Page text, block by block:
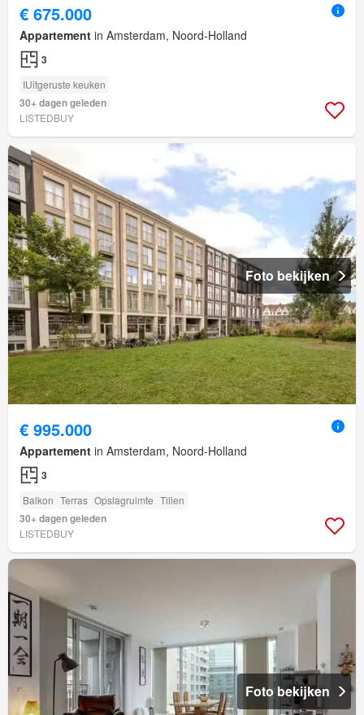
€ 675.000
Appartement in Amsterdam, Noord-Holland
3
IUitgeruste keuken
30+ dagen geleden
LISTEDBUY
Foto bekijken
€ 995.000
Appartement in Amsterdam, Noord-Holland
3
Balkon Terras Opslagruimte Tillen
30+ dagen geleden
LISTEDBUY
Foto bekijken